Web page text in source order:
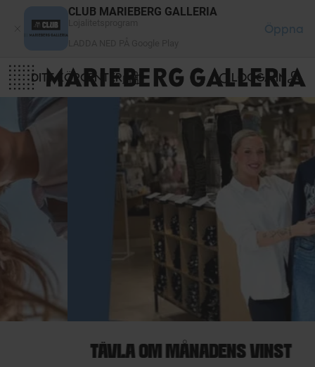
CLUB MARIEBERG GALLERIA
Öppna
DITT KÖPCENTER LOGGA IN
TÄVLA OM MÅNADENS VINST
Cookie- hanteringspanel